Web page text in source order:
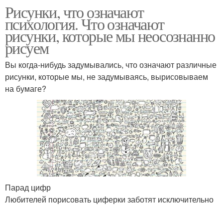
Рисунки, что означают
психология. Что означают
рисунки, которые мы неосознанно
рисуем
Вы когда-нибудь задумывались, что означают различные
рисунки, которые мы, не задумываясь, вырисовываем
на бумаге?
Парад цифр
Любителей порисовать циферки заботят исключительно